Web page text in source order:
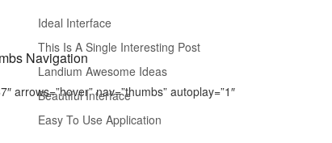
Navigation
arrows=”hover” nav=”thumbs” autoplay=”1″
Ideal Interface
This Is A Single Interesting Post
Landium Awesome Ideas
Beautiful Interface
Easy To Use Application